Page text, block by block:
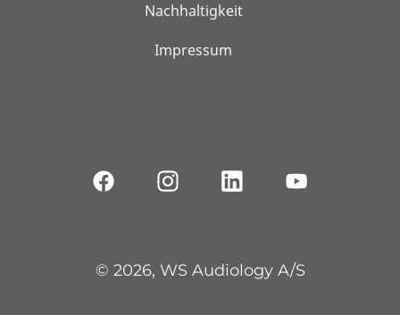
Nachhaltigkeit
Impressum
© 2026, WS Audiology A/S